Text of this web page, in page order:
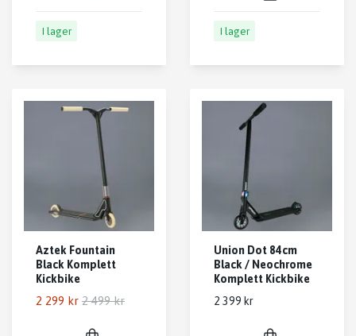
I lager I lager
Aztek Fountain
Black Komplett
Kickbike
2 299 kr 2 499 kr
Union Dot 84cm
Black / Neochrome
Komplett Kickbike
2 399 kr